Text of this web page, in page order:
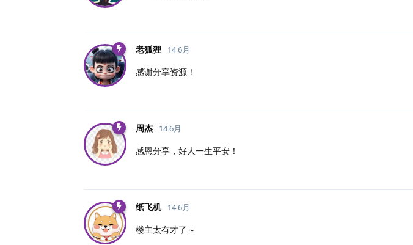
老狐狸 14 6月
感谢分享资源！
周杰 14 6月
感恩分享，好人一生平安！
纸飞机 14 6月
楼主太有才了～